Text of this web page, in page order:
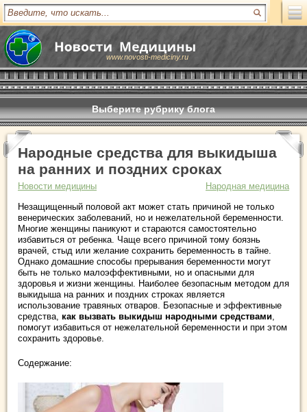
www.novosti-mediciny.ru
Выберите рубрику блога
Народные средства для выкидыша
на ранних и поздних сроках
Новости медицины
Народная медицина
Незащищенный половой акт может стать причиной не только
венерических заболеваний, но и нежелательной беременности.
Многие женщины паникуют и стараются самостоятельно
избавиться от ребенка. Чаще всего причиной тому боязнь
врачей, стыд или желание сохранить беременность в тайне.
Однако домашние способы прерывания беременности могут
быть не только малоэффективными, но и опасными для
здоровья и жизни женщины. Наиболее безопасным методом для
выкидыша на ранних и поздних строках является
использование травяных отваров. Безопасные и эффективные
средства, как вызвать выкидыш народными средствами,
помогут избавиться от нежелательной беременности и при этом
сохранить здоровье.
Содержание: